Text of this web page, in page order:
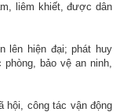
liêm khiết, được dân
lên hiện đại; phát huy
bảo vệ an ninh,
hội, công tác vận động